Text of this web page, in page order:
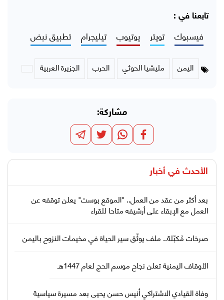
تابعنا في :
فيسبوك تويتر يوتيوب تيليجرام تطبيق نبض
اليمن مليشيا الحوثي الحرب الجزيرة العربية
مشاركة:
الأحدث في أخبار
بعد أكثر من عقد من العمل.. "الموقع بوست" يعلن توقفه عن
العمل مع الإبقاء على أرشيفه متاحا للقراء
صرخات مُكبّلة.. ملف يوثّق سير الحياة في مخيمات النزوح باليمن
الأوقاف اليمنية تعلن نجاح موسم الحج لعام 1447هـ
وفاة القيادي الاشتراكي أنيس حسن يحيى بعد مسيرة سياسية